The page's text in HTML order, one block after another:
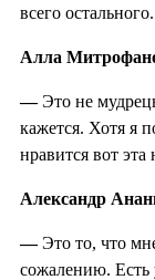
всего остального.
Алла
—Это не
кажется. Хотя я
нравится вот
Александр
—Это то, что
сожалению. Есть